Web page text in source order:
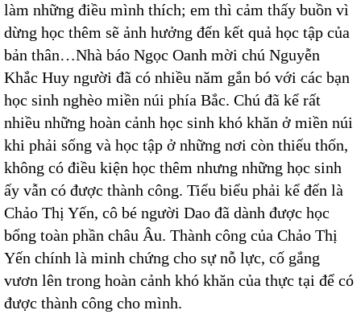
làm những điều mình thích; em thì cảm thấy buồn vì
dừng học thêm sẽ ảnh hưởng đến kết quả học tập của
bản thân…Nhà báo Ngọc Oanh mời chú Nguyễn
Khắc Huy người đã có nhiều năm gắn bó với các bạn
học sinh nghèo miền núi phía Bắc. Chú đã kể rất
nhiều những hoàn cảnh học sinh khó khăn ở miền núi
khi phải sống và học tập ở những nơi còn thiếu thốn,
không có điều kiện học thêm nhưng những học sinh
ấy vẫn có được thành công. Tiểu biểu phải kể đến là
Chảo Thị Yến, cô bé người Dao đã dành được học
bổng toàn phần châu Âu. Thành công của Chảo Thị
Yến chính là minh chứng cho sự nỗ lực, cố gắng
vươn lên trong hoàn cảnh khó khăn của thực tại để có
được thành công cho mình.